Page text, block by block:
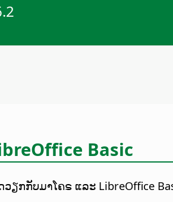
Basic
ກກັບມາໂຄຣ ແລະ LibreOffice